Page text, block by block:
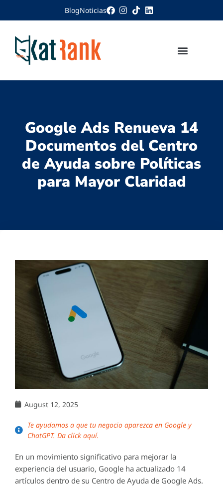
BlogNoticias
Google Ads Renueva 14
Documentos del Centro
de Ayuda sobre Políticas
para Mayor Claridad
August 12, 2025
Te ayudamos a que tu negocio aparezca en Google y
ChatGPT. Da click aquí.
En un movimiento significativo para mejorar la
experiencia del usuario, Google ha actualizado 14
artículos dentro de su Centro de Ayuda de Google Ads.